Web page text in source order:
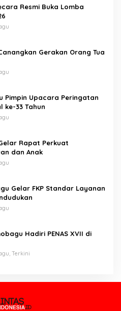
Resmi Buka Lomba
Gerakan Orang Tua
Pimpin Upacara Peringatan
ke-33 Tahun
Rapat Perkuat
dan Anak
Gelar FKP Standar Layanan
Hadiri PENAS XVII di
Terkini